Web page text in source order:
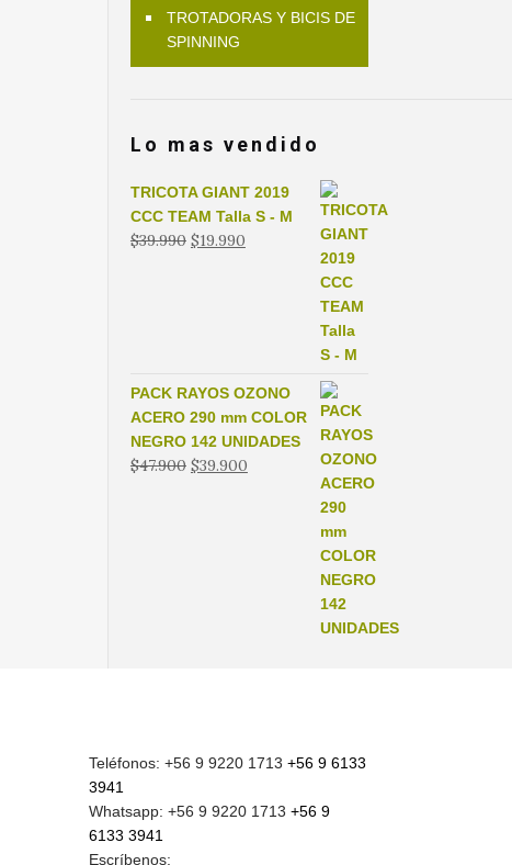
TROTADORAS Y BICIS DE
SPINNING
Lo mas vendido
TRICOTA GIANT 2019
CCC TEAM Talla S - M
$39.990 El
$19.990El
PACK RAYOS OZONO
ACERO 290 mm COLOR
NEGRO 142 UNIDADES
$47.900 El
$39.900El
Teléfonos: +56 9 9220 1713+56 9 6133
3941
Whatsapp: +56 9 9220 1713+56 9
6133 3941
Escríbenos: